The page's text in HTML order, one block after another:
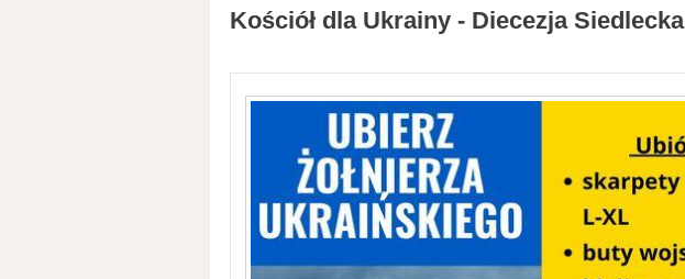
Kościół dla Ukrainy - Diecezja Siedlecka